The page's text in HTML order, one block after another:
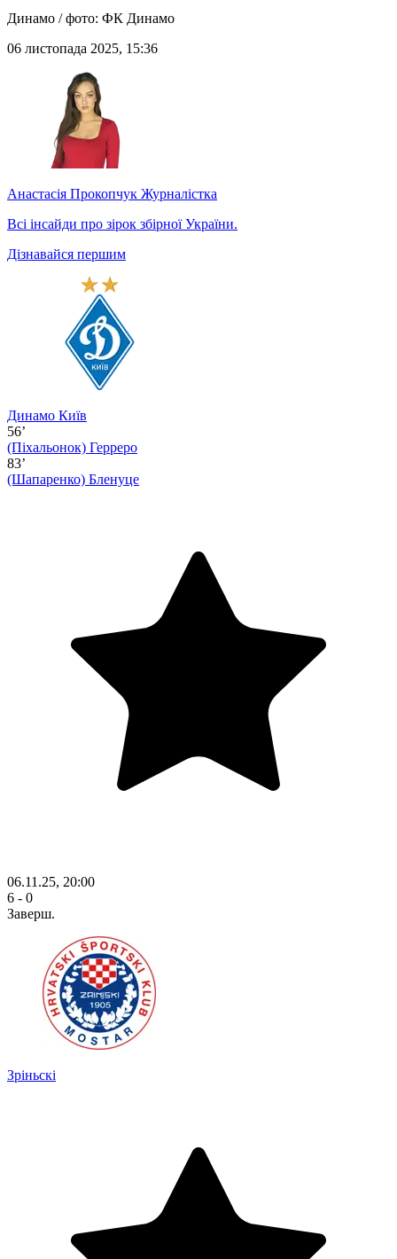
Динамо / фото: ФК Динамо
06 листопада 2025, 15:36
Анастасія Прокопчук Журналістка
Всі інсайди про зірок збірної України.
Дізнавайся першим
Динамо Київ
56’
(Піхальонок) Герреро
83’
(Шапаренко) Бленуце
06.11.25, 20:00
6 - 0
Заверш.
Зріньскі